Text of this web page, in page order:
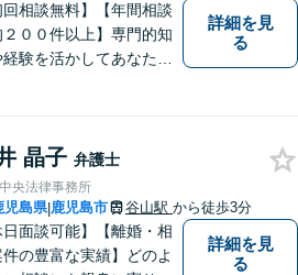
回相談無料】【年間相談
００件以上】専門的知
験を活かしてあなたの
どに強い弁護士です。
児島あおぞら法律事務
で検索。
詳細を見
る
晶子 弁護士
央法律事務所
児島県|鹿児島市 谷山駅 から徒歩3分
日面談可能】【離婚・相
の豊富な実績】どのよ
詳細を見
る